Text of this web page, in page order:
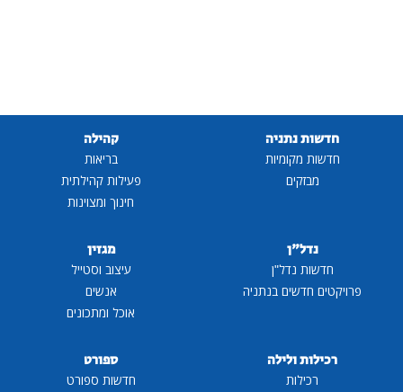
חדשות נתניה
חדשות מקומיות
מבזקים
קהילה
בריאות
פעילות קהילתית
חינוך ומצוינות
נדל"ן
חדשות נדל"ן
פרויקטים חדשים בנתניה
מגזין
עיצוב וסטייל
אנשים
אוכל ומתכונים
רכילות ולילה
רכילות
ספורט
חדשות ספורט